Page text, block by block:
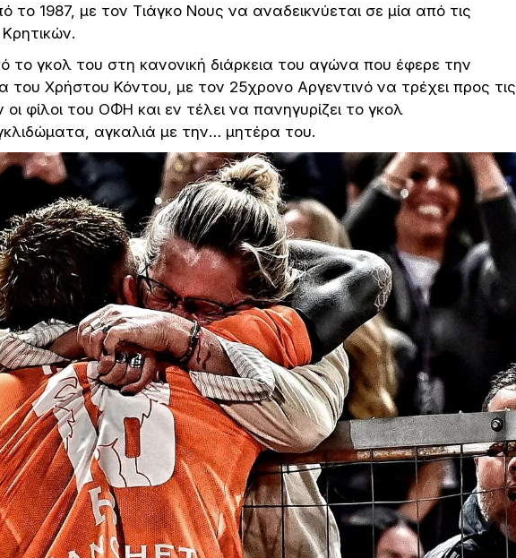
το 1987, με τον Τιάγκο Νους να αναδεικνύεται σε μία από τις
το γκολ του στη κανονική διάρκεια του αγώνα που έφερε την
του Χρήστου Κόντου, με τον 25χρονο Αργεντινό να τρέχει προς τις
φίλοι του ΟΦΗ και εν τέλει να πανηγυρίζει το γκολ
αγκαλιά με την… μητέρα του.